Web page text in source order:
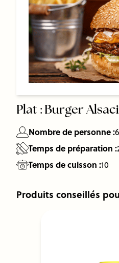
Plat : Burger
Nombre de personne :6
Temps de préparation :
Temps de cuisson :10
Produits conseillés